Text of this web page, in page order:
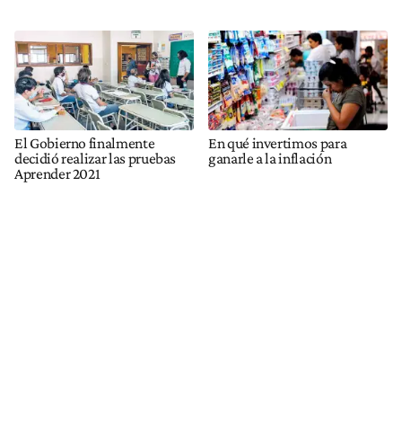
El Gobierno finalmente
decidió realizar las pruebas
Aprender 2021
En qué invertimos para
ganarle a la inflación